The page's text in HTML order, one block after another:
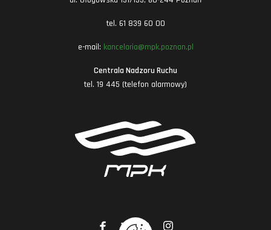
tel. 61 839 60 00
e-mail: kancelaria@mpk.poznan.pl
Centrala Nadzoru Ruchu
tel. 19 445 (telefon alarmowy)